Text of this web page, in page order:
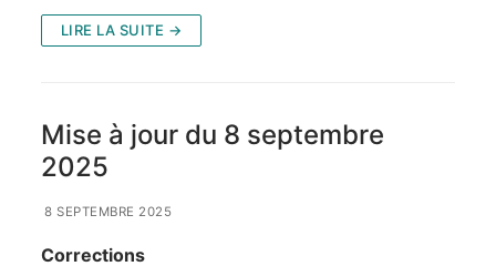
LIRE LA SUITE →
Mise à jour du 8 septembre
2025
8 SEPTEMBRE 2025
Corrections